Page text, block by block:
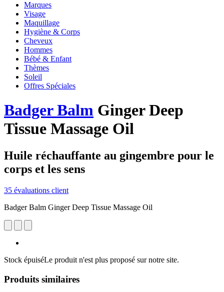
Marques
Visage
Maquillage
Hygiène & Corps
Cheveux
Hommes
Bébé & Enfant
Thèmes
Soleil
Offres Spéciales
Badger Balm Ginger Deep
Tissue Massage Oil
Huile réchauffante au gingembre pour le
corps et les sens
35 évaluations client
Badger Balm Ginger Deep Tissue Massage Oil
Stock épuiséLe produit n'est plus proposé sur notre site.
Produits similaires